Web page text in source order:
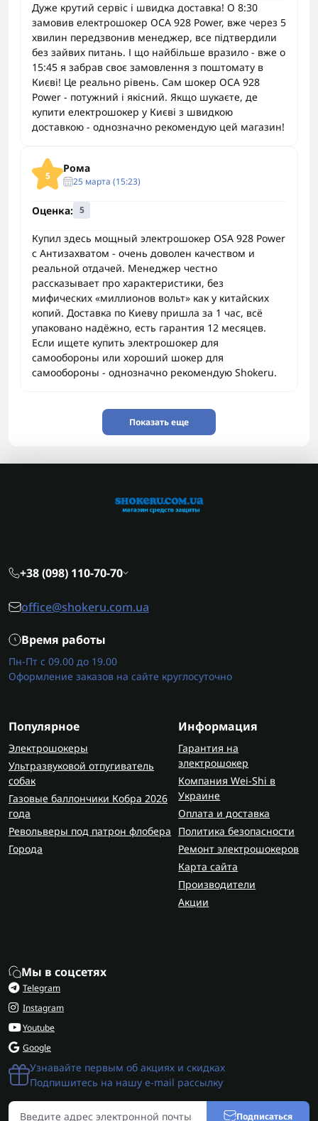
Дуже крутий сервіс і швидка доставка! О 8:30
замовив електрошокер ОСА 928 Power, вже через 5
хвилин передзвонив менеджер, все підтвердили
без зайвих питань. І що найбільше вразило - вже о
15:45 я забрав своє замовлення з поштомату в
Києві! Це реально рівень. Сам шокер ОСА 928
Power - потужний і якісний. Якщо шукаєте, де
купити електрошокер у Києві з швидкою
доставкою - однозначно рекомендую цей магазин!
5
Рома
25 марта (15:23)
Оценка: 5
Купил здесь мощный электрошокер OSA 928 Power
с Антизахватом - очень доволен качеством и
реальной отдачей. Менеджер честно
рассказывает про характеристики, без
мифических «миллионов вольт» как у китайских
копий. Доставка по Киеву пришла за 1 час, всё
упаковано надёжно, есть гарантия 12 месяцев.
Если ищете купить электрошокер для
самообороны или хороший шокер для
самообороны - однозначно рекомендую Shokeru.
Показать еще
+38 (098) 110-70-70
office@shokeru.com.ua
Время работы
Пн-Пт с 09.00 до 19.00
Оформление заказов на сайте круглосуточно
Популярное
Электрошокеры
Ультразвуковой отпугиватель
собак
Газовые баллончики Кобра 2026
года
Револьверы под патрон флобера
Города
Информация
Гарантия на
электрошокер
Компания Wei-Shi в
Украине
Оплата и доставка
Политика безопасности
Ремонт электрошокеров
Карта сайта
Производители
Акции
Мы в соцсетях
Telegram
Instagram
Youtube
Google
Узнавайте первым об акциях и скидках
Подпишитесь на нашу e-mail рассылку
Подписаться